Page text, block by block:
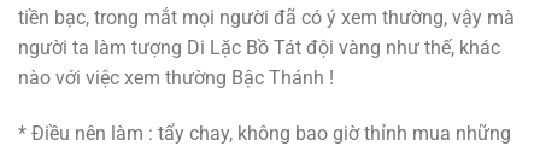
tiền bạc, trong mắt mọi người đã có ý xem thường, vậy mà
người ta làm tượng Di Lặc Bồ Tát đội vàng như thế, khác
nào với việc xem thường Bậc Thánh !
* Điều nên làm : tẩy chay, không bao giờ thỉnh mua những